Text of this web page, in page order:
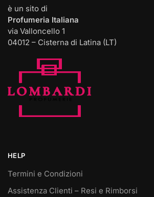
è un sito di
Profumeria Italiana
via Valloncello 1
04012 – Cisterna di Latina (LT)
HELP
Termini e Condizioni
Assistenza Clienti – Resi e Rimborsi